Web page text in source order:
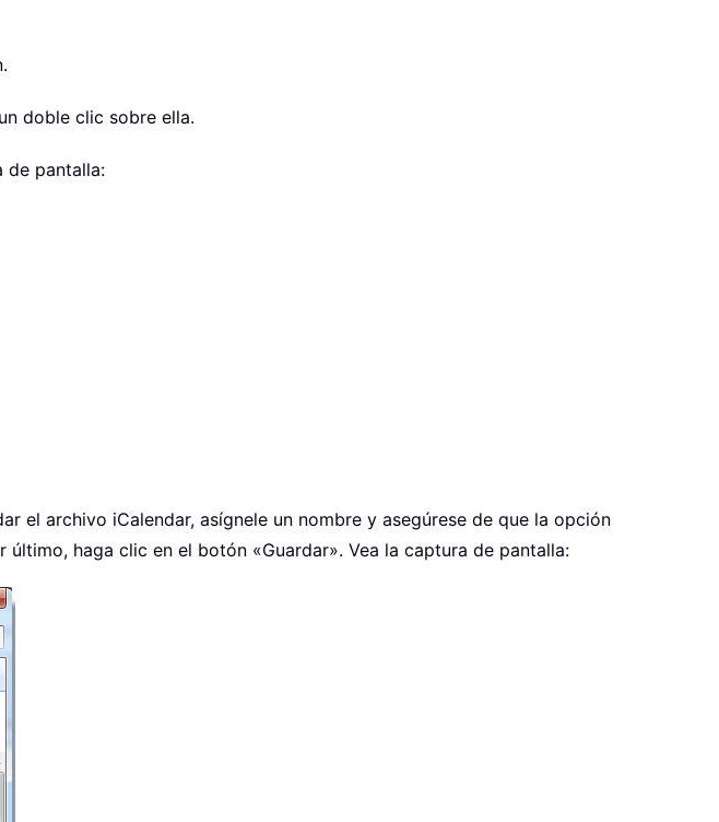
doble clic sobre ella.
de pantalla:
el archivo iCalendar, asígnele un nombre y asegúrese de que la opción
haga clic en el botón «Guardar». Vea la captura de pantalla: